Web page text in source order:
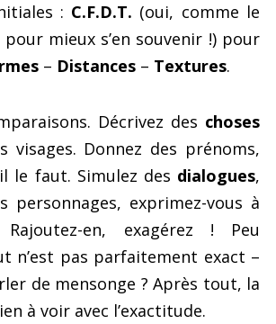
: C.F.D.T. (oui, comme le
pour mieux s’en souvenir !) pour
– Distances – Textures.
Décrivez des choses
visages. Donnez des prénoms,
le faut. Simulez des dialogues,
personnages, exprimez-vous à
en, exagérez ! Peu
n’est pas parfaitement exact –
de mensonge ? Après tout, la
à voir avec l’exactitude.